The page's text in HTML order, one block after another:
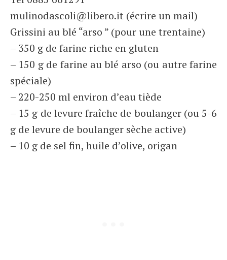
mulinodascoli@libero.it (écrire un mail)
Grissini au blé “arso ” (pour une trentaine)
– 350 g de farine riche en gluten
– 150 g de farine au blé arso (ou autre farine
spéciale)
– 220-250 ml environ d’eau tiède
– 15 g de levure fraîche de boulanger (ou 5-6
g de levure de boulanger sèche active)
– 10 g de sel fin, huile d’olive, origan